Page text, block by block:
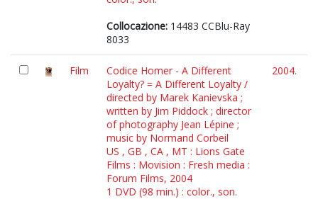
Collocazione: 14483 CCBlu-Ray
8033
Film
Codice Homer - A Different
Loyalty? = A Different Loyalty /
directed by Marek Kanievska ;
written by Jim Piddock ; director
of photography Jean Lépine ;
music by Normand Corbeil
US , GB , CA , MT : Lions Gate
Films : Movision : Fresh media :
Forum Films, 2004
1 DVD (98 min.) : color., son.
2004.